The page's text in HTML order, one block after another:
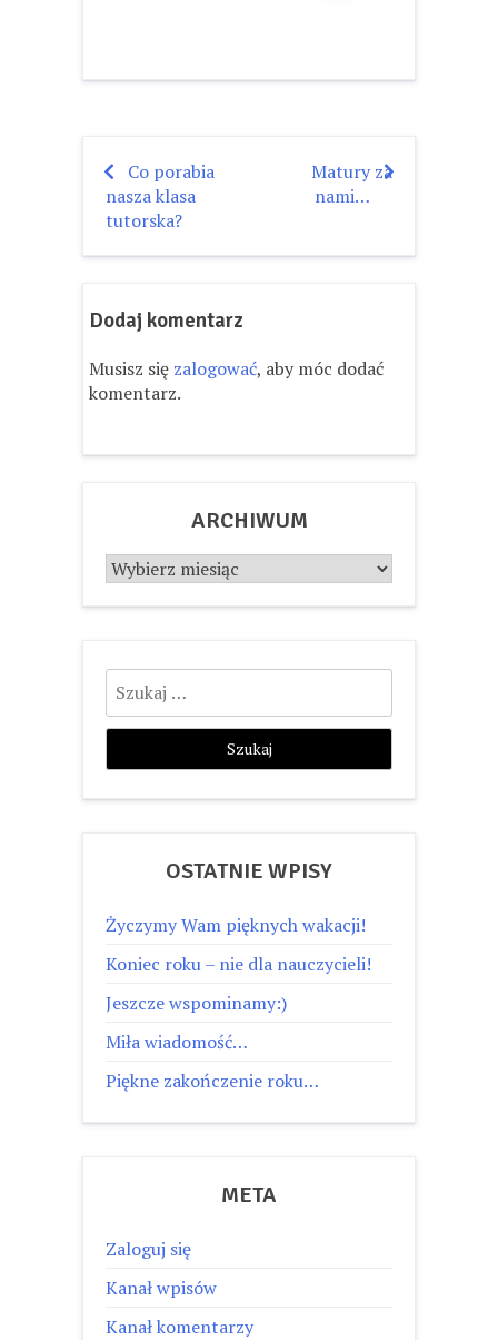
Nawigacja
wpisu
Co porabia
nasza klasa
tutorska?
Matury za
nami…
Dodaj komentarz
Musisz się zalogować, aby móc dodać
komentarz.
ARCHIWUM
Archiwum
Szukaj:
OSTATNIE WPISY
Życzymy Wam pięknych wakacji!
Koniec roku – nie dla nauczycieli!
Jeszcze wspominamy:)
Miła wiadomość…
Piękne zakończenie roku…
META
Zaloguj się
Kanał wpisów
Kanał komentarzy